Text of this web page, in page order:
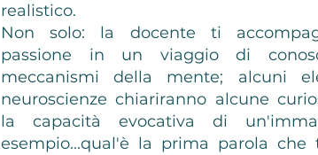
realistico.
Non solo: la docente ti
passione in un viaggio di
meccanismi della mente; alcuni
neuroscienze chiariranno alcune
la capacità evocativa di
esempio...qual'è la prima parola